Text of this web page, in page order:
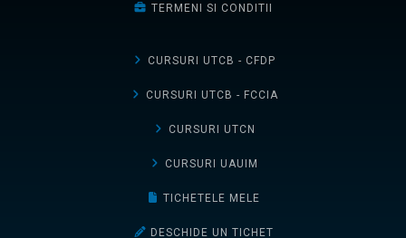
TERMENI SI CONDITII
CURSURI UTCB - CFDP
CURSURI UTCB - FCCIA
CURSURI UTCN
CURSURI UAUIM
TICHETELE MELE
DESCHIDE UN TICHET